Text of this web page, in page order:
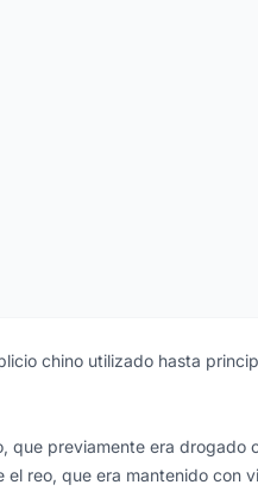
chino utilizado hasta
que previamente era drogado
reo, que era mantenido con